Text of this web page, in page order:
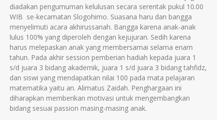
diadakan pengumuman kelulusan secara serentak pukul 10.00
WIB se-kecamatan Slogohimo. Suasana haru dan bangga
menyelimuti acara akhirussanah. Bangga karena anak-anak
lulus 100% yang diperoleh dengan kejujuran. Sedih karena
harus melepaskan anak yang membersamai selama enam
tahun. Pada akhir session pemberian hadiah kepada juara 1
s/d juara 3 bidang akademik, juara 1 s/d juara 3 bidang tahfidz,
dan siswi yang mendapatkan nilai 100 pada mata pelajaran
matematika yaitu an. Alimatus Zaidah. Penghargaan ini
diharapkan memberikan motivasi untuk mengembangkan
bidang sesuai passion masing-masing anak.